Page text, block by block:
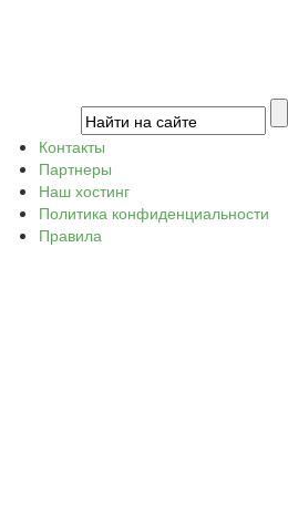
Контакты
Партнеры
Наш хостинг
Политика конфиденциальности
Правила